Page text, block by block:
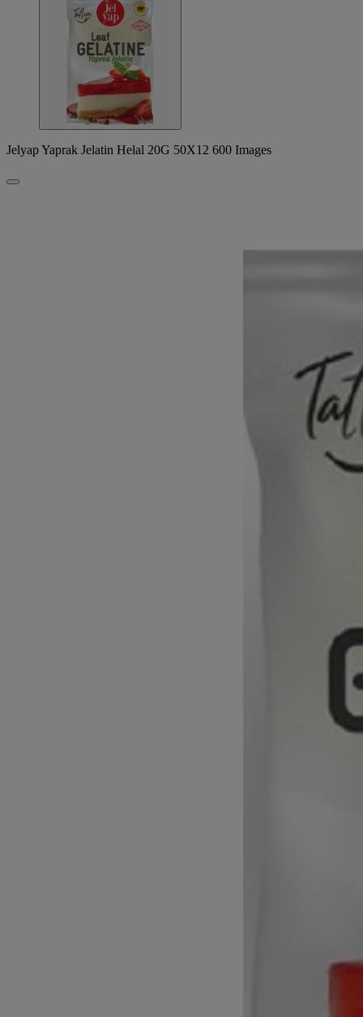
Jelyap Yaprak Jelatin Helal 20G 50X12 600 Images